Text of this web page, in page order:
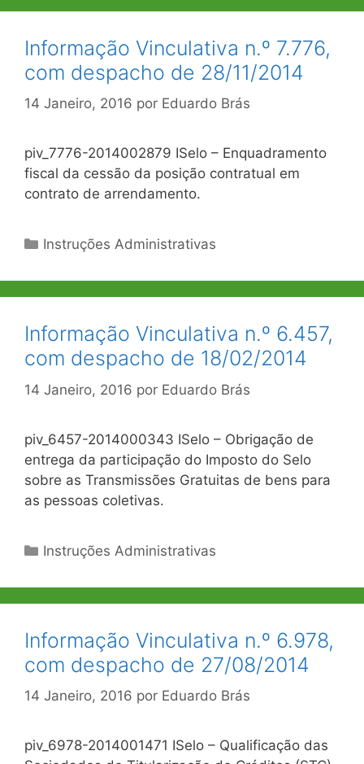
Informação Vinculativa n.º 7.776,
com despacho de 28/11/2014
14 Janeiro, 2016 por Eduardo Brás
piv_7776-2014002879 ISelo – Enquadramento
fiscal da cessão da posição contratual em
contrato de arrendamento.
Categorias
Instruções Administrativas
Informação Vinculativa n.º 6.457,
com despacho de 18/02/2014
14 Janeiro, 2016 por Eduardo Brás
piv_6457-2014000343 ISelo – Obrigação de
entrega da participação do Imposto do Selo
sobre as Transmissões Gratuitas de bens para
as pessoas coletivas.
Categorias
Instruções Administrativas
Informação Vinculativa n.º 6.978,
com despacho de 27/08/2014
14 Janeiro, 2016 por Eduardo Brás
piv_6978-2014001471 ISelo – Qualificação das